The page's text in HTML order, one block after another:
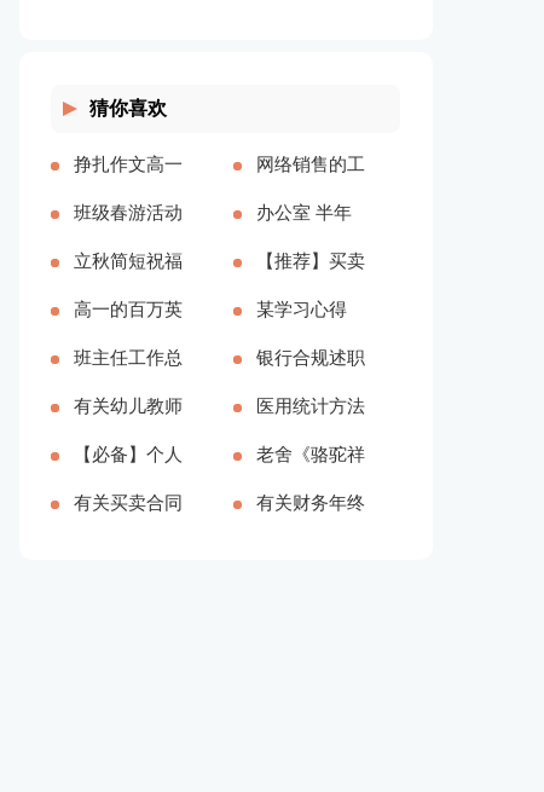
猜你喜欢
挣扎作文高一
600字[本文共
3210字]
网络销售的工
作总结15篇
[本文共17993
字]
班级春游活动
总结(15篇)
[本文共12241
字]
办公室 半年
工作总结(精
选多篇)[本文
共12006字]
立秋简短祝福
语[本文共
3601字]
【推荐】买卖
合同范文汇编
8篇[本文共
7648字]
高一的百万英
镑观后感[本
文共5658字]
某学习心得
[本文共5847
字]
班主任工作总
结经验交流
[本文共3561
字]
银行合规述职
报告3篇[本文
共5163字]
有关幼儿教师
实习总结四篇
[本文共6632
医用统计方法
是医学科研和
论文撰写的一
【必备】个人
述职集锦五篇
老舍《骆驼祥
子》品读心得
有关买卖合同 有关财务年终